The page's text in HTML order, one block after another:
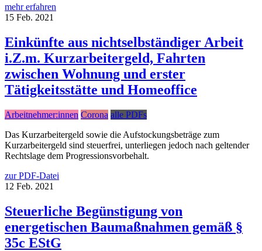
mehr erfahren
15 Feb. 2021
Einkünfte aus nichtselbständiger Arbeit
i.Z.m. Kurzarbeitergeld, Fahrten
zwischen Wohnung und erster
Tätigkeitsstätte und Homeoffice
Arbeitnehmer:innen Corona alle PDFs
Das Kurzarbeitergeld sowie die Aufstockungsbeträge zum
Kurzarbeitergeld sind steuerfrei, unterliegen jedoch nach geltender
Rechtslage dem Progressionsvorbehalt.
zur PDF-Datei
12 Feb. 2021
Steuerliche Begünstigung von
energetischen Baumaßnahmen gemäß §
35c EStG